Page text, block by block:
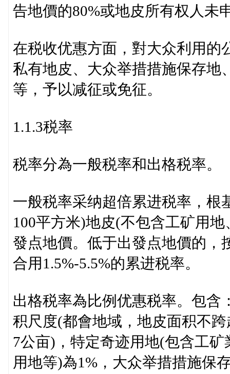
告地價的80%或地皮所有权人未
在税收优惠方面，對大众利用的
私有地皮、大众举措措施保存地
等，予以减征或免征。
1.1.3税率
税率分為一般税率和出格税率。
一般税率采纳超倍累进税率，根
100平方米)地皮(不包含工矿用
發点地價。低于出發点地價的，
合用1.5%-5.5%的累进税率。
出格税率為比例优惠税率。包含
积尺度(都會地域，地皮面积不
7公亩)，特定奇迹用地(包含工
用地等)為1%，大众举措措施保